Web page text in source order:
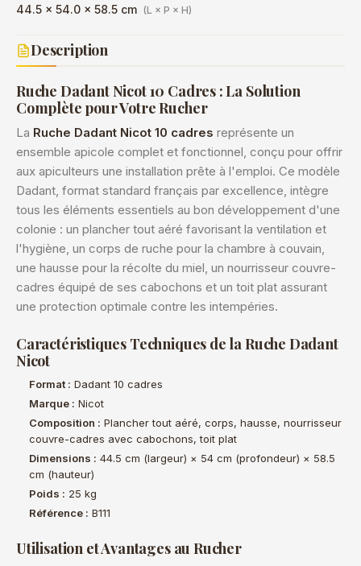
44.5 × 54.0 × 58.5 cm (L × P × H)
Description
Ruche Dadant Nicot 10 Cadres : La Solution
Complète pour Votre Rucher
La Ruche Dadant Nicot 10 cadres représente un
ensemble apicole complet et fonctionnel, conçu pour offrir
aux apiculteurs une installation prête à l'emploi. Ce modèle
Dadant, format standard français par excellence, intègre
tous les éléments essentiels au bon développement d'une
colonie : un plancher tout aéré favorisant la ventilation et
l'hygiène, un corps de ruche pour la chambre à couvain,
une hausse pour la récolte du miel, un nourrisseur couvre-
cadres équipé de ses cabochons et un toit plat assurant
une protection optimale contre les intempéries.
Caractéristiques Techniques de la Ruche Dadant
Nicot
Format : Dadant 10 cadres
Marque : Nicot
Composition : Plancher tout aéré, corps, hausse, nourrisseur
couvre-cadres avec cabochons, toit plat
Dimensions : 44.5 cm (largeur) × 54 cm (profondeur) × 58.5
cm (hauteur)
Poids : 25 kg
Référence : B111
Utilisation et Avantages au Rucher